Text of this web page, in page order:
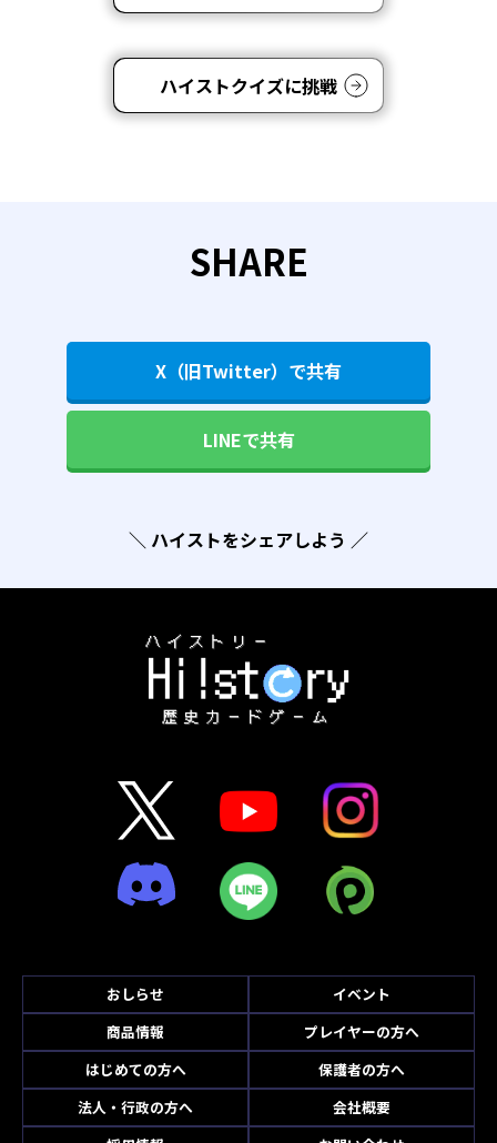
ハイストクイズに挑戦
SHARE
X（旧Twitter）で共有
LINEで共有
＼ ハイストをシェアしよう ／
おしらせ
イベント
商品情報
プレイヤーの方へ
はじめての方へ
保護者の方へ
法人・行政の方へ
会社概要